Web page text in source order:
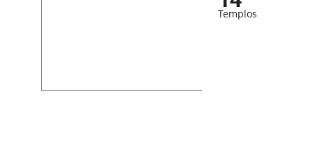
Templos